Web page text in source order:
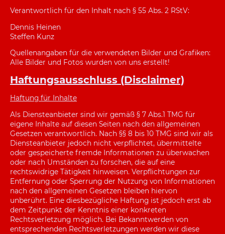
Verantwortlich für den Inhalt nach § 55 Abs. 2 RStV:
Dennis Heinen
Steffen Kunz
Quellenangaben für die verwendeten Bilder und Grafiken:
Alle Bilder und Fotos wurden von uns erstellt!
Haftungsausschluss (Disclaimer)
Haftung für Inhalte
Als Diensteanbieter sind wir gemäß § 7 Abs.1 TMG für
eigene Inhalte auf diesen Seiten nach den allgemeinen
Gesetzen verantwortlich. Nach §§ 8 bis 10 TMG sind wir als
Diensteanbieter jedoch nicht verpflichtet, übermittelte
oder gespeicherte fremde Informationen zu überwachen
oder nach Umständen zu forschen, die auf eine
rechtswidrige Tätigkeit hinweisen. Verpflichtungen zur
Entfernung oder Sperrung der Nutzung von Informationen
nach den allgemeinen Gesetzen bleiben hiervon
unberührt. Eine diesbezügliche Haftung ist jedoch erst ab
dem Zeitpunkt der Kenntnis einer konkreten
Rechtsverletzung möglich. Bei Bekanntwerden von
entsprechenden Rechtsverletzungen werden wir diese